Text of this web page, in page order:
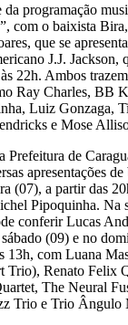
da programação
com o baixista
que se
J.J. Jackson,
22h. Ambos
Ray Charles, BB
Luiz Gonzaga,
e Mose
Prefeitura de
apresentações de
(07), a partir das
Pipoquinha. Na
conferir Lucas
(09) e no
13h, com Luana
Trio), Renato Felix
The Neural
Trio e Trio Ângulo